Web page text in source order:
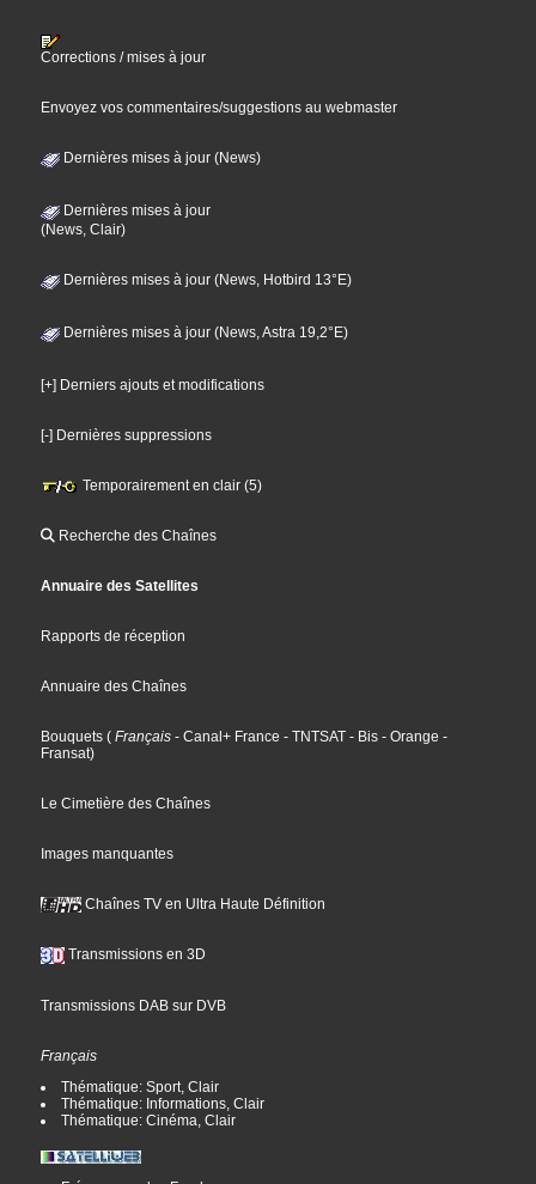
Corrections / mises à jour
Envoyez vos commentaires/suggestions au webmaster
Dernières mises à jour (News)
Dernières mises à jour
(News, Clair)
Dernières mises à jour (News, Hotbird 13°E)
Dernières mises à jour (News, Astra 19,2°E)
[+] Derniers ajouts et modifications
[-] Dernières suppressions
Temporairement en clair (5)
Recherche des Chaînes
Annuaire des Satellites
Rapports de réception
Annuaire des Chaînes
Bouquets ( Français - Canal+ France - TNTSAT - Bis - Orange -
Fransat)
Le Cimetière des Chaînes
Images manquantes
Chaînes TV en Ultra Haute Définition
Transmissions en 3D
Transmissions DAB sur DVB
Français
Thématique: Sport, Clair
Thématique: Informations, Clair
Thématique: Cinéma, Clair